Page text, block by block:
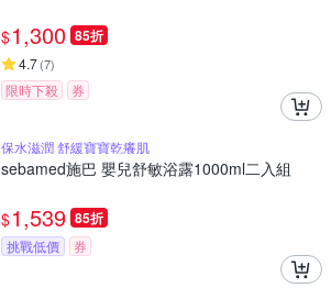
$1,300 85折
4.7(7)
限時下殺 券
保水滋潤 舒緩寶寶乾癢肌
sebamed施巴 嬰兒舒敏浴露1000ml二入組
$1,539 85折
挑戰低價 券